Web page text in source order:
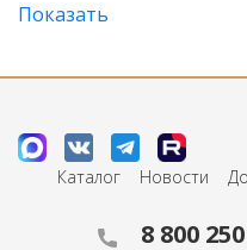
Показать
Каталог Новости
8 800